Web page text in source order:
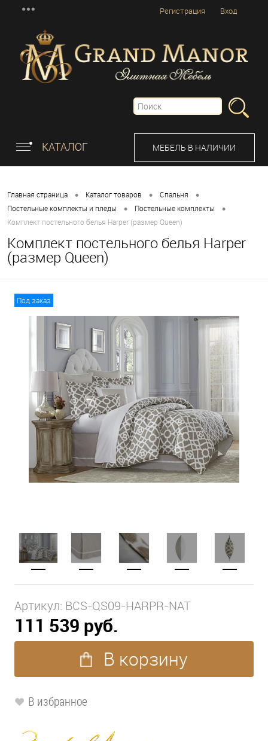
Вход
Регистрация
КАТАЛОГ МЕБЕЛЬ В НАЛИЧИИ
Главная страница • Каталог товаров • Спальня •
Постельные комплекты и пледы • Постельные комплекты •
Комплект постельного белья Harper (размер Queen)
Комплект постельного белья Harper
(размер Queen)
Под заказ
Артикул: BCS-QS09-HARPR-NAT
111 539 руб.
В корзину
В избранное